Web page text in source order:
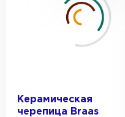
Ангоб красная лава
Ангоб медный
Ангоб черный вулкан
Керамическая
черепица Braas